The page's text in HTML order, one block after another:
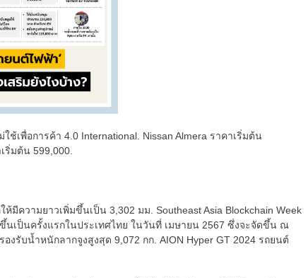
พื่อการค้า 4.0 International. Nissan Almera ราคาเริ่มต้น
ริ่มต้น 599,000.
ความยาวเพิ่มขึ้นเป็น 3,302 มม. Southeast Asia Blockchain Week
เป็นครั้งแรกในประเทศไทย ในวันที่ เมษายน 2567 ซึ่งจะจัดขึ้น ณ
งรับน้ำหนักลากจูงสูงสุด 9,072 กก. AION Hyper GT 2024 รถยนต์